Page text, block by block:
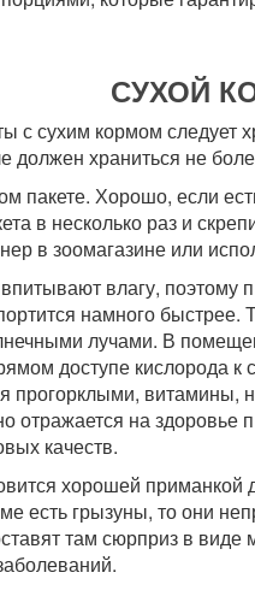
СУХОЙ
с сухим кормом следует
должен храниться не
пакете. Хорошо, если
в несколько раз и
в зоомагазине или
влагу, поэтому
намного быстрее.
лучами. В
доступе кислорода
прогорклыми, витамины,
отражается на
качеств.
хорошей
есть грызуны, то они
там сюрприз в